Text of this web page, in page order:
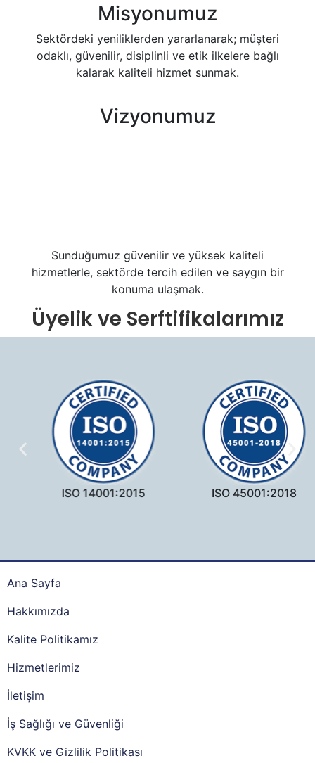
Misyonumuz
Sektördeki yeniliklerden yararlanarak; müşteri
odaklı, güvenilir, disiplinli ve etik ilkelere bağlı
kalarak kaliteli hizmet sunmak.
Vizyonumuz
Sunduğumuz güvenilir ve yüksek kaliteli
hizmetlerle, sektörde tercih edilen ve saygın bir
konuma ulaşmak.
Üyelik ve Serftifikalarımız
ISO 14001:2015 ISO 45001:2018
Ana Sayfa
Hakkımızda
Kalite Politikamız
Hizmetlerimiz
İletişim
İş Sağlığı ve Güvenliği
KVKK ve Gizlilik Politikası